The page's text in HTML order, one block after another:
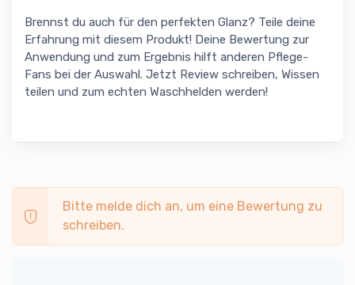
Brennst du auch für den perfekten Glanz? Teile deine
Erfahrung mit diesem Produkt! Deine Bewertung zur
Anwendung und zum Ergebnis hilft anderen Pflege-
Fans bei der Auswahl. Jetzt Review schreiben, Wissen
teilen und zum echten Waschhelden werden!
Bitte melde dich an, um eine Bewertung zu
schreiben.